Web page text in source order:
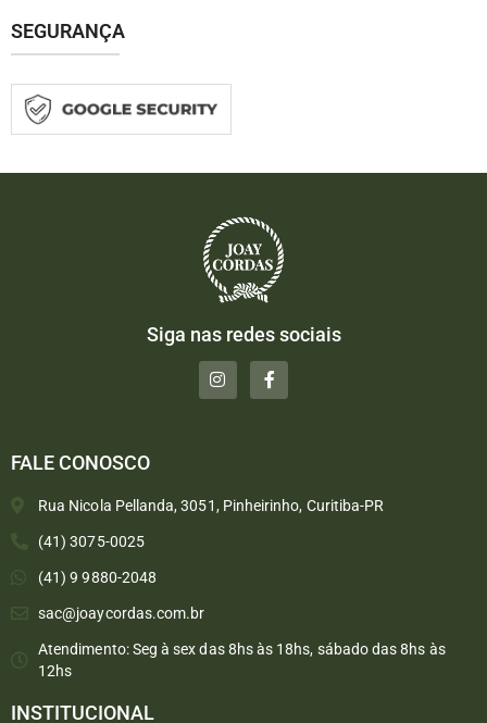
SEGURANÇA
Siga nas redes sociais
FALE CONOSCO
Rua Nicola Pellanda, 3051, Pinheirinho, Curitiba-PR
(41) 3075-0025
(41) 9 9880-2048
sac@joaycordas.com.br
Atendimento: Seg à sex das 8hs às 18hs, sábado das 8hs às
12hs
INSTITUCIONAL